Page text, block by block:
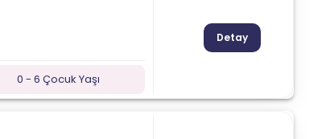
0 - 6 Çocuk Yaşı
Detay